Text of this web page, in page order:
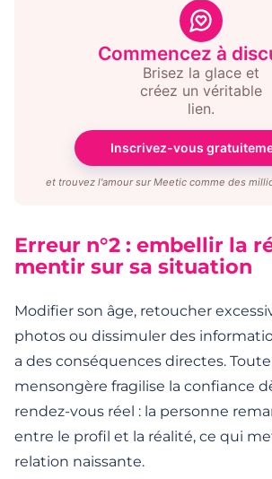
Commencez à
Brisez la glace et
créez un véritable
lien.
Inscrivez-vous
et trouvez l'amour sur Meetic comme des
Erreur n°2 : embellir la
mentir sur sa situation
Modifier son âge, retoucher
photos ou dissimuler des
a des conséquences directes.
mensongère fragilise la confiance
rendez-vous réel : la personne
entre le profil et la réalité, ce qui
relation naissante.